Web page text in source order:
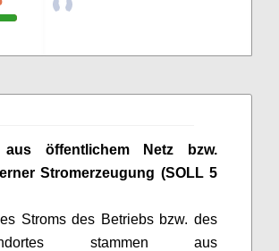
aus öffentlichem Netz bzw.
Stromerzeugung (SOLL 5
Stroms des Betriebs bzw. des
stammen aus